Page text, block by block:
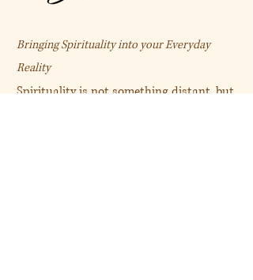
Bringing Spirituality into your Everyday
Reality
Spirituality is not something distant, but